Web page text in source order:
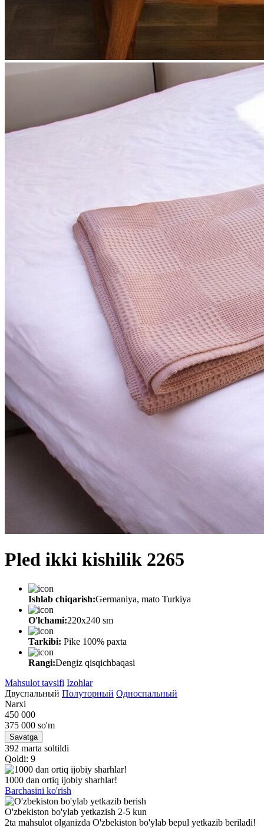
Pled ikki kishilik 2265
Ishlab chiqarish:Germaniya, mato Turkiya
O'lchami:220х240 sm
Tarkibi: Pike 100% paxta
Rangi:Dengiz qisqichbaqasi
Mahsulot tavsifi Izohlar
Двуспальный Полуторный Односпальный
Narxi
450 000
375 000 so'm
Savatga
392 marta soltildi
Qoldi: 9
1000 dan ortiq ijobiy sharhlar!
Barchasini ko'rish
O'zbekiston bo'ylab yetkazish 2-5 kun
2ta mahsulot olganizda O'zbekiston bo'ylab bepul yetkazib beriladi!